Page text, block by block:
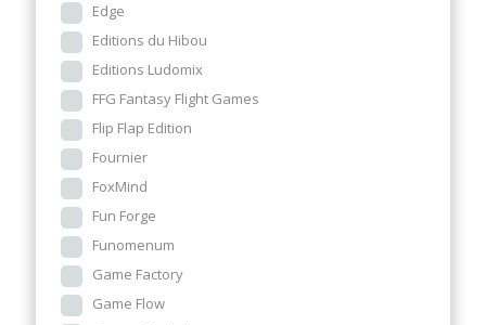
Edge
Editions du Hibou
Editions Ludomix
FFG Fantasy Flight Games
Flip Flap Edition
Fournier
FoxMind
Fun Forge
Funomenum
Game Factory
Game Flow